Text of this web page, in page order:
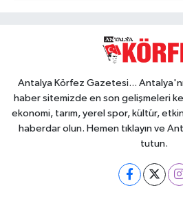
Antalya Körfez Gazetesi...
haber sitemizde en son gelişmeleri
ekonomi, tarım, yerel spor, kültür,
haberdar olun. Hemen tıklayın ve
tutun.